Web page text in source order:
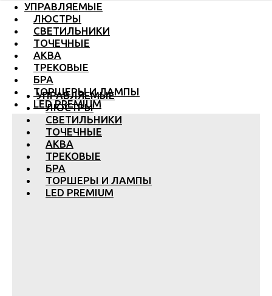
УПРАВЛЯЕМЫЕ
ЛЮСТРЫ
СВЕТИЛЬНИКИ
ТОЧЕЧНЫЕ
АКВА
ТРЕКОВЫЕ
БРА
ТОРШЕРЫ И ЛАМПЫ
LED PREMIUM
УПРАВЛЯЕМЫЕ
ЛЮСТРЫ
СВЕТИЛЬНИКИ
ТОЧЕЧНЫЕ
АКВА
ТРЕКОВЫЕ
БРА
ТОРШЕРЫ И ЛАМПЫ
LED PREMIUM